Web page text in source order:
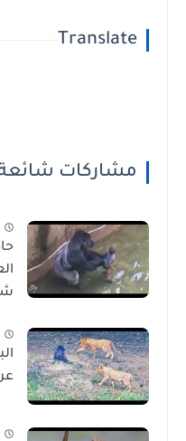
Translate
مشاركات